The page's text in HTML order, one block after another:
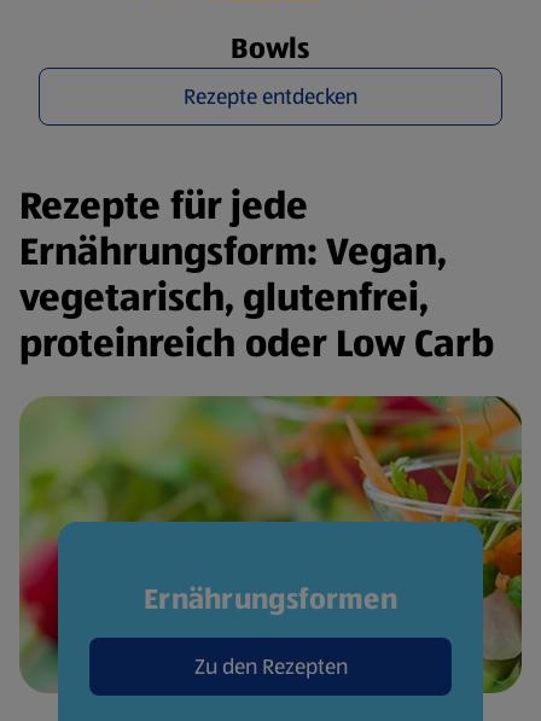
Bowls
Rezepte entdecken
Rezepte für jede
Ernährungsform: Vegan,
vegetarisch, glutenfrei,
proteinreich oder Low Carb
Ernährungsformen
Zu den Rezepten